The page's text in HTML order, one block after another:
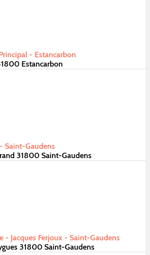
- Estancarbon
Estancarbon
Saint-Gaudens
31800 Saint-Gaudens
- Jacques Ferjoux - Saint-Gaudens
31800 Saint-Gaudens